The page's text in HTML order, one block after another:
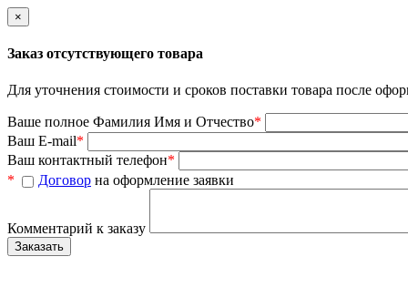
×
Заказ отсутствующего товара
Для уточнения стоимости и сроков поставки товара после
Ваше полное Фамилия Имя и Отчество*
Ваш E-mail*
Ваш контактный телефон*
*
Договор на оформление заявки
Комментарий к заказу